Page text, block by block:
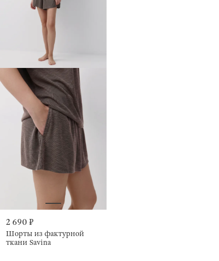
2 690 ₽
Шорты из фактурной
ткани Savina